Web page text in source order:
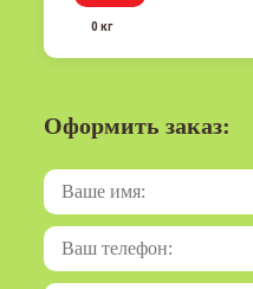
0 кг
Оформить заказ: